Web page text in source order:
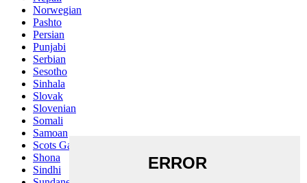
Norwegian
Pashto
Persian
Punjabi
Serbian
Sesotho
Sinhala
Slovak
Slovenian
Somali
Samoan
Scots Gaelic
Shona
Sindhi